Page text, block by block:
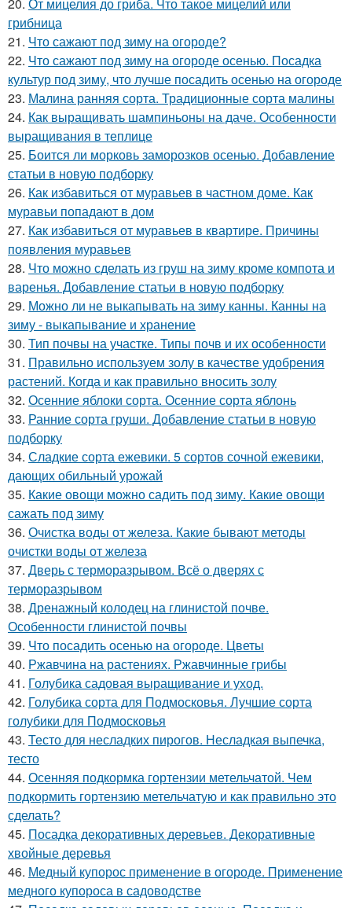
грибница
21. Что сажают под зиму на огороде?
22. Что сажают под зиму на огороде осенью. Посадка
культур под зиму, что лучше посадить осенью на огороде
23. Малина ранняя сорта. Традиционные сорта малины
24. Как выращивать шампиньоны на даче. Особенности
выращивания в теплице
25. Боится ли морковь заморозков осенью. Добавление
статьи в новую подборку
26. Как избавиться от муравьев в частном доме. Как
муравьи попадают в дом
27. Как избавиться от муравьев в квартире. Причины
появления муравьев
28. Что можно сделать из груш на зиму кроме компота и
варенья. Добавление статьи в новую подборку
29. Можно ли не выкапывать на зиму канны. Канны на
зиму - выкапывание и хранение
30. Тип почвы на участке. Типы почв и их особенности
31. Правильно используем золу в качестве удобрения
растений. Когда и как правильно вносить золу
32. Осенние яблоки сорта. Осенние сорта яблонь
33. Ранние сорта груши. Добавление статьи в новую
подборку
34. Сладкие сорта ежевики. 5 сортов сочной ежевики,
дающих обильный урожай
35. Какие овощи можно садить под зиму. Какие овощи
сажать под зиму
36. Очистка воды от железа. Какие бывают методы
очистки воды от железа
37. Дверь с терморазрывом. Всё о дверях с
терморазрывом
38. Дренажный колодец на глинистой почве.
Особенности глинистой почвы
39. Что посадить осенью на огороде. Цветы
40. Ржавчина на растениях. Ржавчинные грибы
41. Голубика садовая выращивание и уход.
42. Голубика сорта для Подмосковья. Лучшие сорта
голубики для Подмосковья
43. Тесто для несладких пирогов. Несладкая выпечка,
тесто
44. Осенняя подкормка гортензии метельчатой. Чем
подкормить гортензию метельчатую и как правильно это
сделать?
45. Посадка декоративных деревьев. Декоративные
хвойные деревья
46. Медный купорос применение в огороде. Применение
медного купороса в садоводстве